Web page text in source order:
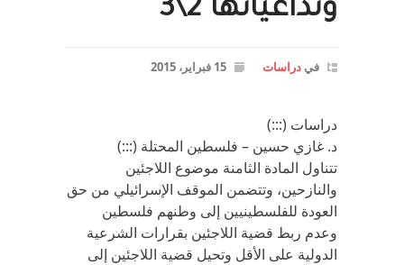
وتداعياتها 2\3
في دراسات 15 فبراير، 2015
دراسات (:::)
د. غازي حسين – فلسطين المحتلة (:::)
تتناول المادة الثامنة موضوع اللاجئين
والنازحين، وتتضمن الموقف الإسرائيلي من حق
العودة للفلسطينيين إلى وطنهم فلسطين
وعدم ربط قضية اللاجئين بقرارات الشرعية
الدولية على الأقل وتحيل قضية اللاجئين إلى